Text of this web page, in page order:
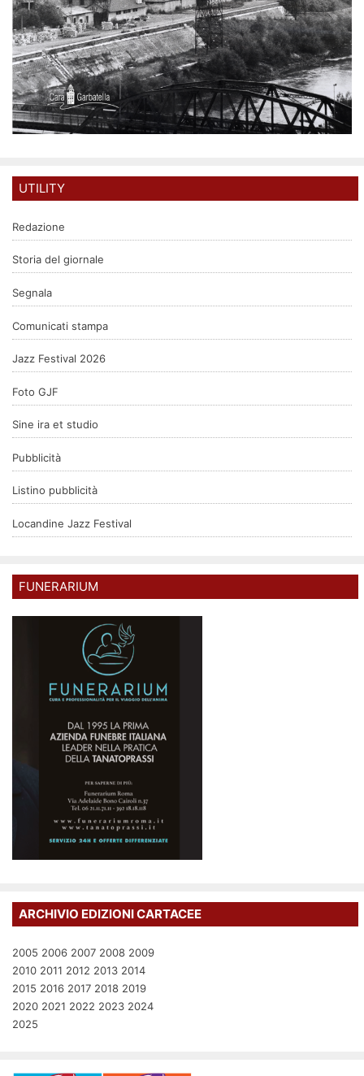
UTILITY
Redazione
Storia del giornale
Segnala
Comunicati stampa
Jazz Festival 2026
Foto GJF
Sine ira et studio
Pubblicità
Listino pubblicità
Locandine Jazz Festival
FUNERARIUM
ARCHIVIO EDIZIONI CARTACEE
2005 2006 2007 2008 2009
2010 2011 2012 2013 2014
2015 2016 2017 2018 2019
2020 2021 2022 2023 2024
2025